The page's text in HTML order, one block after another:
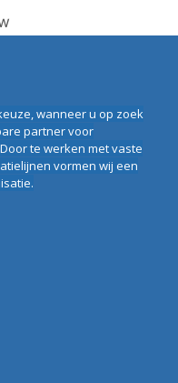
wanneer u op zoek
partner voor
te werken met vaste
vormen wij een